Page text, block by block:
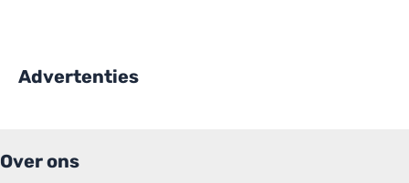
Advertenties
Over ons